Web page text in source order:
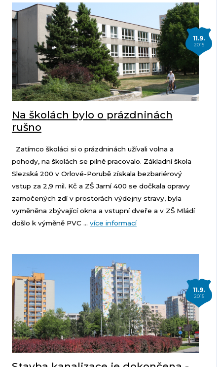
11.9.
2015
Na školách bylo o prázdninách
rušno
Zatímco školáci si o prázdninách užívali volna a
pohody, na školách se pilně pracovalo. Základní škola
Slezská 200 v Orlové-Porubě získala bezbariérový
vstup za 2,9 mil. Kč a ZŠ Jarní 400 se dočkala opravy
zamočených zdí v prostorách výdejny stravy, byla
vyměněna zbývající okna a vstupní dveře a v ZŠ Mládí
došlo k výměně PVC ... více informací
11.9.
2015